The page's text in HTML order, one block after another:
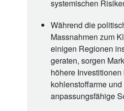
systemischen
Während die
Massnahmen zum
einigen Regionen
geraten, sorgen
höhere
kohlenstoffarme und
anpassungsfähige